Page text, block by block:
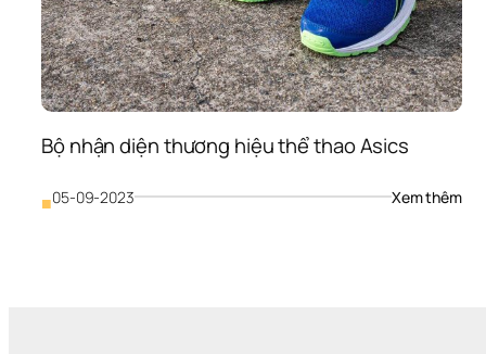
Bộ nhận diện thương hiệu thể thao Asics
■05-09-2023 Xem thêm: